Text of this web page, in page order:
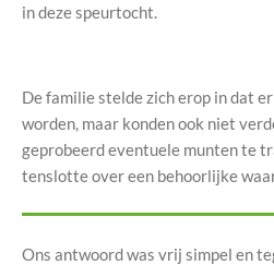
in deze speurtocht.
De familie stelde zich erop in dat
worden, maar konden ook niet
geprobeerd eventuele munten te
tenslotte over een behoorlijke
Ons antwoord was vrij simpel en